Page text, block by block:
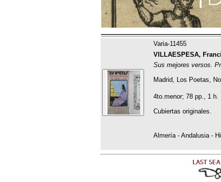
Varia-11455
VILLAESPESA,
Sus mejores versos.
Madrid, Los Poetas,
4to.menor; 78 pp., 1 h.
Cubiertas originales.
Almería - Andalusia -